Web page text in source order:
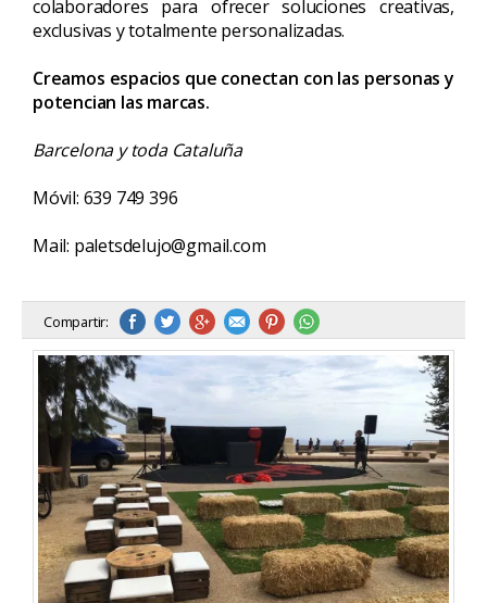
colaboradores para ofrecer soluciones creativas,
exclusivas y totalmente personalizadas.
Creamos espacios que conectan con las personas y
potencian las marcas.
Barcelona y toda Cataluña
Móvil: 639 749 396
Mail: paletsdelujo@gmail.com
Compartir: